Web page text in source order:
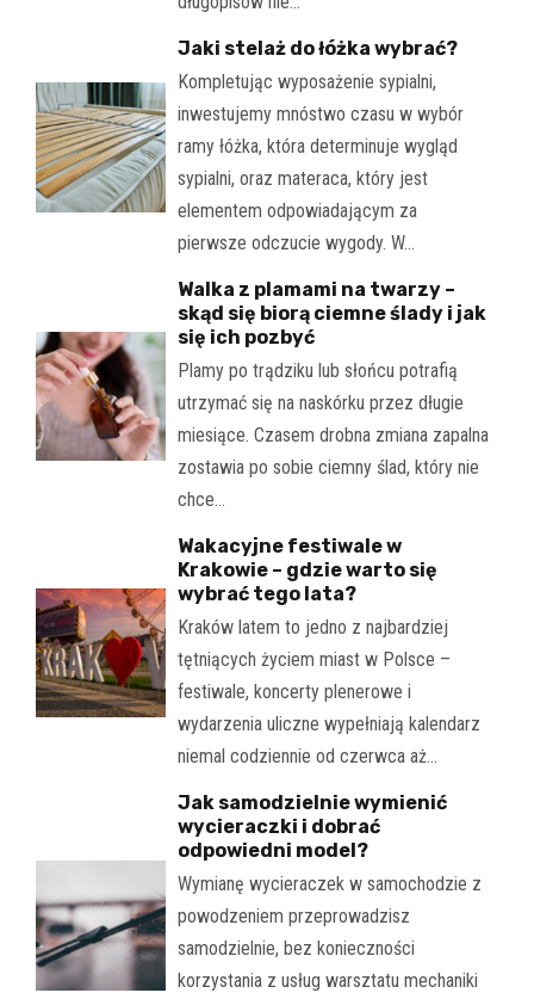
Jaki stelaż do łóżka wybrać?
Kompletując wyposażenie sypialni,
inwestujemy mnóstwo czasu w wybór
ramy łóżka, która determinuje wygląd
sypialni, oraz materaca, który jest
elementem odpowiadającym za
pierwsze odczucie wygody. W…
Walka z plamami na twarzy –
skąd się biorą ciemne ślady i jak
się ich pozbyć
Plamy po trądziku lub słońcu potrafią
utrzymać się na naskórku przez długie
miesiące. Czasem drobna zmiana zapalna
zostawia po sobie ciemny ślad, który nie
chce…
Wakacyjne festiwale w
Krakowie – gdzie warto się
wybrać tego lata?
Kraków latem to jedno z najbardziej
tętniących życiem miast w Polsce –
festiwale, koncerty plenerowe i
wydarzenia uliczne wypełniają kalendarz
niemal codziennie od czerwca aż…
Jak samodzielnie wymienić
wycieraczki i dobrać
odpowiedni model?
Wymianę wycieraczek w samochodzie z
powodzeniem przeprowadzisz
samodzielnie, bez konieczności
korzystania z usług warsztatu mechaniki